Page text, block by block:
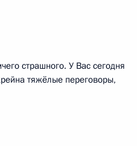
страшного. У Вас сегодня
тяжёлые переговоры,